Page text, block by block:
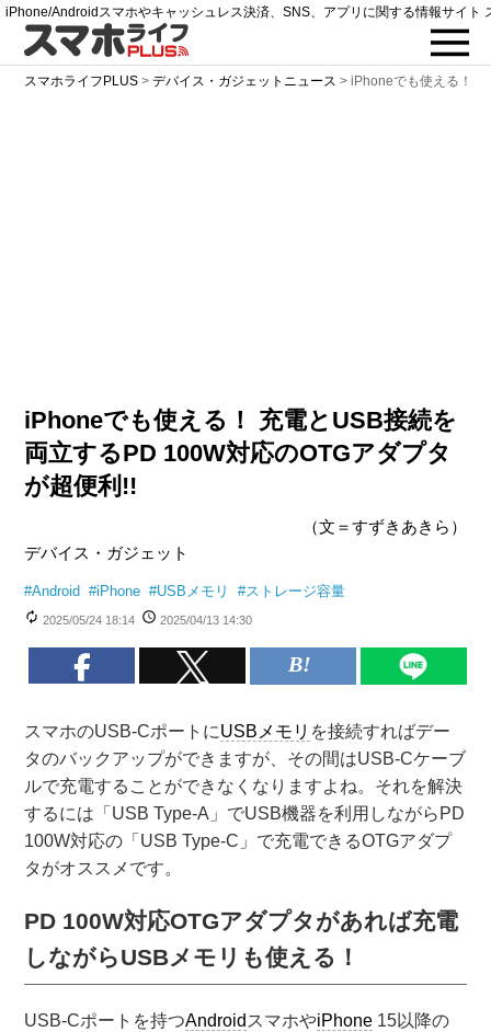
iPhone/Androidスマホやキャッシュレス決済、SNS、アプリに関する情報サイト
スマホライフPLUS >デバイス・ガジェットニュース >iPhoneでも使える！
iPhoneでも使える！ 充電とUSB接続を
両立するPD 100W対応のOTGアダプタ
が超便利!!
（文＝すずきあきら）
デバイス・ガジェット
#Android #iPhone #USBメモリ #ストレージ容量
2025/05/24 18:14 2025/04/13 14:30
スマホのUSB-CポートにUSBメモリ を接続すればデー
タのバックアップができますが、その間はUSB-Cケーブ
ルで充電することができなくなりますよね。それを解決
するには「USB Type-A」でUSB機器を利用しながらPD
100W対応の「USB Type-C」で充電できるOTGアダプ
タがオススメです。
PD 100W対応OTGアダプタがあれば充電
しながらUSBメモリも使える！
USB-Cポートを持つAndroid スマホやiPhone 15以降の